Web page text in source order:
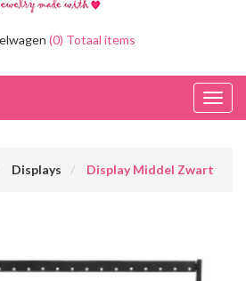
(0) Totaal items
Displays Display Middel Zwart